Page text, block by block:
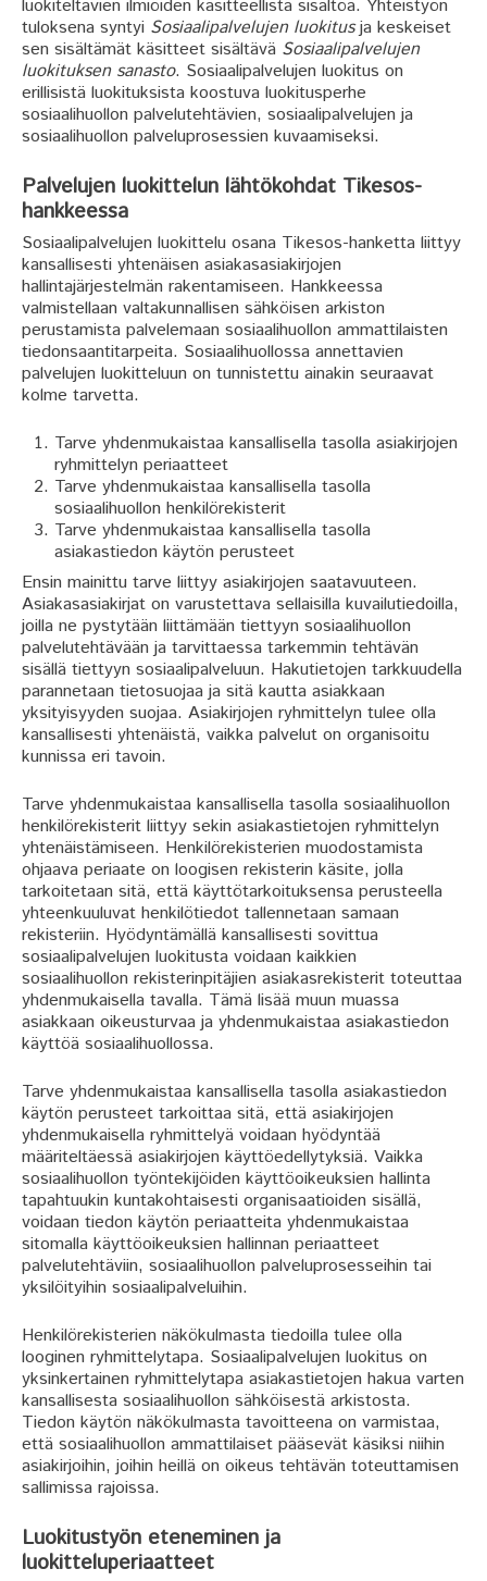
luokiteltavien ilmiöiden käsitteellistä sisältöä. Yhteistyön
tuloksena syntyi Sosiaalipalvelujen luokitusja keskeiset
sen sisältämät käsitteet sisältävä Sosiaalipalvelujen
luokituksen sanasto. Sosiaalipalvelujen luokitus on
erillisistä luokituksista koostuva luokitusperhe
sosiaalihuollon palvelutehtävien, sosiaalipalvelujen ja
sosiaalihuollon palveluprosessien kuvaamiseksi.
Palvelujen luokittelun lähtökohdat Tikesos-
hankkeessa
Sosiaalipalvelujen luokittelu osana Tikesos-hanketta liittyy
kansallisesti yhtenäisen asiakasasiakirjojen
hallintajärjestelmän rakentamiseen. Hankkeessa
valmistellaan valtakunnallisen sähköisen arkiston
perustamista palvelemaan sosiaalihuollon ammattilaisten
tiedonsaantitarpeita. Sosiaalihuollossa annettavien
palvelujen luokitteluun on tunnistettu ainakin seuraavat
kolme tarvetta.
Tarve yhdenmukaistaa kansallisella tasolla asiakirjojen
ryhmittelyn periaatteet
Tarve yhdenmukaistaa kansallisella tasolla
sosiaalihuollon henkilörekisterit
Tarve yhdenmukaistaa kansallisella tasolla
asiakastiedon käytön perusteet
Ensin mainittu tarve liittyy asiakirjojen saatavuuteen.
Asiakasasiakirjat on varustettava sellaisilla kuvailutiedoilla,
joilla ne pystytään liittämään tiettyyn sosiaalihuollon
palvelutehtävään ja tarvittaessa tarkemmin tehtävän
sisällä tiettyyn sosiaalipalveluun. Hakutietojen tarkkuudella
parannetaan tietosuojaa ja sitä kautta asiakkaan
yksityisyyden suojaa. Asiakirjojen ryhmittelyn tulee olla
kansallisesti yhtenäistä, vaikka palvelut on organisoitu
kunnissa eri tavoin.
Tarve yhdenmukaistaa kansallisella tasolla sosiaalihuollon
henkilörekisterit liittyy sekin asiakastietojen ryhmittelyn
yhtenäistämiseen. Henkilörekisterien muodostamista
ohjaava periaate on loogisen rekisterin käsite, jolla
tarkoitetaan sitä, että käyttötarkoituksensa perusteella
yhteenkuuluvat henkilötiedot tallennetaan samaan
rekisteriin. Hyödyntämällä kansallisesti sovittua
sosiaalipalvelujen luokitusta voidaan kaikkien
sosiaalihuollon rekisterinpitäjien asiakasrekisterit toteuttaa
yhdenmukaisella tavalla. Tämä lisää muun muassa
asiakkaan oikeusturvaa ja yhdenmukaistaa asiakastiedon
käyttöä sosiaalihuollossa.
Tarve yhdenmukaistaa kansallisella tasolla asiakastiedon
käytön perusteet tarkoittaa sitä, että asiakirjojen
yhdenmukaisella ryhmittelyä voidaan hyödyntää
määriteltäessä asiakirjojen käyttöedellytyksiä. Vaikka
sosiaalihuollon työntekijöiden käyttöoikeuksien hallinta
tapahtuukin kuntakohtaisesti organisaatioiden sisällä,
voidaan tiedon käytön periaatteita yhdenmukaistaa
sitomalla käyttöoikeuksien hallinnan periaatteet
palvelutehtäviin, sosiaalihuollon palveluprosesseihin tai
yksilöityihin sosiaalipalveluihin.
Henkilörekisterien näkökulmasta tiedoilla tulee olla
looginen ryhmittelytapa. Sosiaalipalvelujen luokitus on
yksinkertainen ryhmittelytapa asiakastietojen hakua varten
kansallisesta sosiaalihuollon sähköisestä arkistosta.
Tiedon käytön näkökulmasta tavoitteena on varmistaa,
että sosiaalihuollon ammattilaiset pääsevät käsiksi niihin
asiakirjoihin, joihin heillä on oikeus tehtävän toteuttamisen
sallimissa rajoissa.
Luokitustyön eteneminen ja
luokitteluperiaatteet